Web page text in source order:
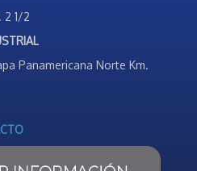
2 1/2
Panamericana Norte Km.